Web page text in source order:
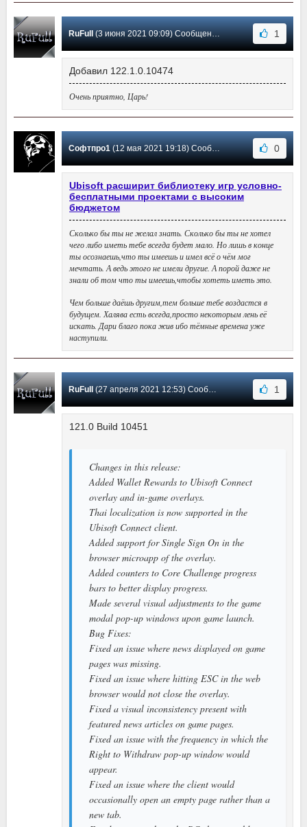
RuFull (3 июня 2021 09:09) Сообщение #76 1
Добавил 122.1.0.10474
Очень приятно, Царь!
Софтпро1(12 мая 2021 19:18) Сообщение #75 0
Ubisoft расширит библиотеку игр условно-
бесплатными проектами с высоким
бюджетом
Сколько бы ты не желал знать. Сколько бы ты не хотел
чего либо иметь тебе всегда будет мало. Но лишь в конце
ты осознаешь,что ты имеешь и имел всё о чём мог
мечтать. А ведь этого не имели другие. А порой даже не
знали об том что ты имеешь,чтобы хотеть иметь это.
Чем больше даёшь другим,тем больше тебе воздастся в
будущем. Халява есть всегда,просто некоторым лень её
искать. Дари благо пока жив ибо тёмные времена уже
наступили.
RuFull (27 апреля 2021 12:53) Сообщение #74 1
121.0 Build 10451
Changes in this release:
Added Wallet Rewards to Ubisoft Connect
overlay and in-game overlays.
Thai localization is now supported in the
Ubisoft Connect client.
Added support for Single Sign On in the
browser microapp of the overlay.
Added counters to Core Challenge progress
bars to better display progress.
Made several visual adjustments to the game
modal pop-up windows upon game launch.
Bug Fixes:
Fixed an issue where news displayed on game
pages was missing.
Fixed an issue where hitting ESC in the web
browser would not close the overlay.
Fixed a visual inconsistency present with
featured news articles on game pages.
Fixed an issue with the frequency in which the
Right to Withdraw pop-up window would
appear.
Fixed an issue where the client would
occasionally open an empty page rather than a
new tab.